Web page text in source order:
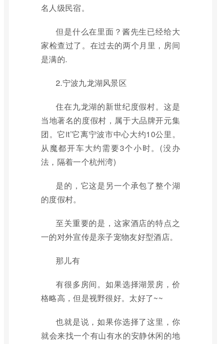
名人级民宿。
但是什么在里面？酱先生已经给大
家检查过了。在过去的两个月里，房间
是满的.
2.宁波九龙湖风景区
住在九龙湖的新世纪度假村。这是
当地著名的度假村，属于大品牌开元集
团。它it’它离宁波市中心大约10公里。
从魔都开车大约需要3个小时。(没办
法，隔着一个杭州湾)
是的，它这是另一个承包了整个湖
的度假村。
至关重要的是，这家酒店的特点之
一的对外宣传是亲子宠物友好型酒店。
那儿有
有很多房间。如果选择湖景房，价
格略高，但是视野很好。太好了~~
也就是说，如果你选择了这里，你
就会来找一个有山有水的安静休闲的地